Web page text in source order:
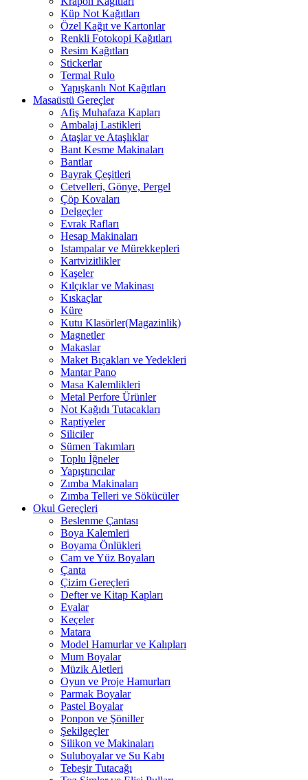
Küp Not Kağıtları
Özel Kağıt ve Kartonlar
Renkli Fotokopi Kağıtları
Resim Kağıtları
Stickerlar
Termal Rulo
Yapışkanlı Not Kağıtları
Masaüstü Gereçler
Afiş Muhafaza Kapları
Ambalaj Lastikleri
Ataşlar ve Ataşlıklar
Bant Kesme Makinaları
Bantlar
Bayrak Çeşitleri
Cetvelleri, Gönye, Pergel
Çöp Kovaları
Delgeçler
Evrak Rafları
Hesap Makinaları
Istampalar ve Mürekkepleri
Kartvizitlikler
Kaşeler
Kılçıklar ve Makinası
Kıskaçlar
Küre
Kutu Klasörler(Magazinlik)
Magnetler
Makaslar
Maket Bıçakları ve Yedekleri
Mantar Pano
Masa Kalemlikleri
Metal Perfore Ürünler
Not Kağıdı Tutacakları
Raptiyeler
Siliciler
Sümen Takımları
Toplu İğneler
Yapıştırıcılar
Zımba Makinaları
Zımba Telleri ve Sökücüler
Okul Gereçleri
Beslenme Çantası
Boya Kalemleri
Boyama Önlükleri
Cam ve Yüz Boyaları
Çanta
Çizim Gereçleri
Defter ve Kitap Kapları
Evalar
Keçeler
Matara
Model Hamurlar ve Kalıpları
Mum Boyalar
Müzik Aletleri
Oyun ve Proje Hamurları
Parmak Boyalar
Pastel Boyalar
Ponpon ve Şöniller
Şekilgeçler
Silikon ve Makinaları
Suluboyalar ve Su Kabı
Tebeşir Tutacağı